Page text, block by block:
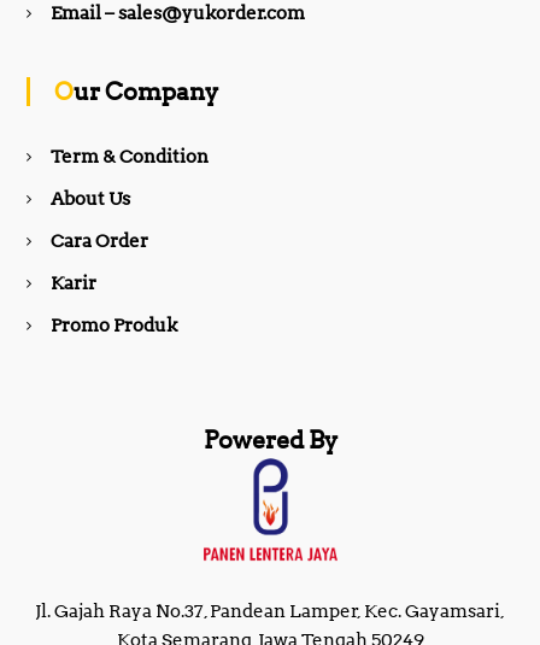
b
k
a
Email – sales@yukorder.com
Our Company
Term & Condition
About Us
Cara Order
Karir
Promo Produk
Powered By
Jl. Gajah Raya No.37, Pandean Lamper, Kec. Gayamsari,
Kota Semarang, Jawa Tengah 50249